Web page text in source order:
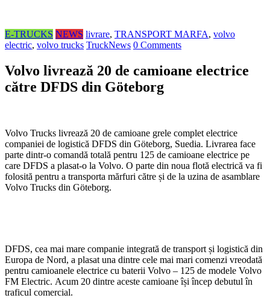
E-TRUCKS NEWS livrare, TRANSPORT MARFA, volvo
electric, volvo trucks TruckNews 0 Comments
Volvo livrează 20 de camioane electrice
către DFDS din Göteborg
Volvo Trucks livrează 20 de camioane grele complet electrice
companiei de logistică DFDS din Göteborg, Suedia. Livrarea face
parte dintr-o comandă totală pentru 125 de camioane electrice pe
care DFDS a plasat-o la Volvo. O parte din noua flotă electrică va fi
folosită pentru a transporta mărfuri către și de la uzina de asamblare
Volvo Trucks din Göteborg.
DFDS, cea mai mare companie integrată de transport și logistică din
Europa de Nord, a plasat una dintre cele mai mari comenzi vreodată
pentru camioanele electrice cu baterii Volvo – 125 de modele Volvo
FM Electric. Acum 20 dintre aceste camioane își încep debutul în
traficul comercial.